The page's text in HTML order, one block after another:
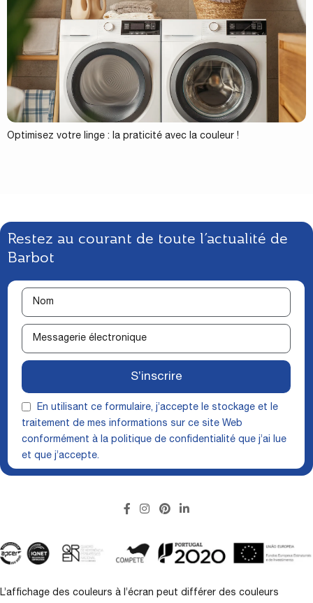
Optimisez votre linge : la praticité avec la couleur !
Restez au courant de toute l’actualité de
Barbot
En utilisant ce formulaire, j’accepte le stockage et le
traitement de mes informations sur ce site Web
conformément à la politique de confidentialité que j’ai lue
et que j’accepte.
S’inscrire
L’affichage des couleurs à l’écran peut différer des couleurs